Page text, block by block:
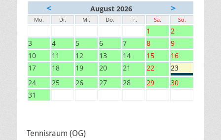
< August 2026 >
Mo. Di. Mi. Do. Fr. Sa. So.
1
2
3
4 5 6 7 8
9
10
11 12 13 14 15
16
17
18 19 20 21 22
23
24
25 26 27 28 29
30
31
Tennisraum (OG)